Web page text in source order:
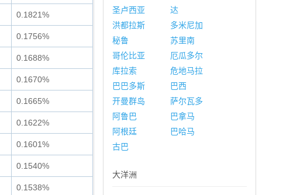
0.1821%
0.1756%
0.1688%
0.1670%
0.1665%
0.1622%
0.1601%
0.1540%
0.1538%
圣卢西亚
达
洪都拉斯
多米尼加
秘鲁
苏里南
哥伦比亚
厄瓜多尔
库拉索
危地马拉
巴巴多斯
巴西
开曼群岛
萨尔瓦多
阿鲁巴
巴拿马
阿根廷
巴哈马
古巴
大洋洲